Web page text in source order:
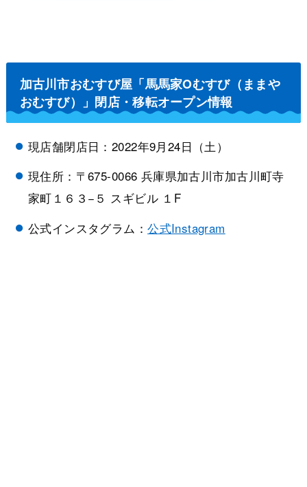
加古川市おむすび屋「馬馬家Oむすび（ままや
おむすび）」閉店・移転オープン情報
現店舗閉店日：2022年9月24日（土）
現住所：〒675-0066 兵庫県加古川市加古川町寺
家町１６３−５ スギビル １F
公式インスタグラム：公式Instagram